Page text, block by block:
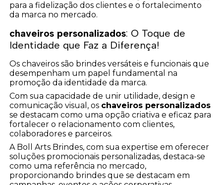
para a fidelização dos clientes e o fortalecimento
da marca no mercado.
chaveiros personalizados: O Toque de
Identidade que Faz a Diferença!
Os chaveiros são brindes versáteis e funcionais que
desempenham um papel fundamental na
promoção da identidade da marca.
Com sua capacidade de unir utilidade, design e
comunicação visual, os chaveiros personalizados
se destacam como uma opção criativa e eficaz para
fortalecer o relacionamento com clientes,
colaboradores e parceiros.
A Boll Arts Brindes, com sua expertise em oferecer
soluções promocionais personalizadas, destaca-se
como uma referência no mercado,
proporcionando brindes que se destacam em